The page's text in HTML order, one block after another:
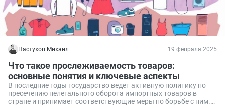
Пастухов Михаил 19 февраля 2025
Что такое прослеживаемость товаров:
основные понятия и ключевые аспекты
В последние годы государство ведет активную политику по
пресечению нелегального оборота импортных товаров в
стране и принимает соответствующие меры по борьбе с ним.